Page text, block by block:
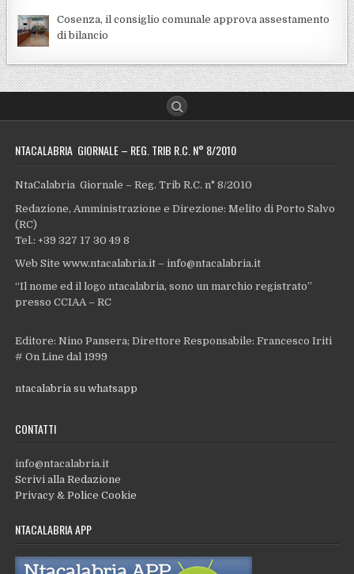
Cosenza, il consiglio comunale approva assestamento
di bilancio
NTACALABRIA GIORNALE – REG. TRIB R.C. N° 8/2010
NtaCalabria Giornale – Reg. Trib R.C. n° 8/2010
Redazione, Amministrazione e Direzione: Melito di Porto Salvo
(RC)
Tel.: +39 327 17 30 49 8
Web Site www.ntacalabria.it – info@ntacalabria.it
“Il nome ed il logo ntacalabria, sono un marchio registrato”
presso CCIAA – RC
Editore: Nino Pansera; Direttore Responsabile: Francesco Iriti
# On Line dal 1999
ntacalabria su whatsapp
CONTATTI
info@ntacalabria.it
Scrivi alla Redazione
Privacy & Police Cookie
NTACALABRIA APP